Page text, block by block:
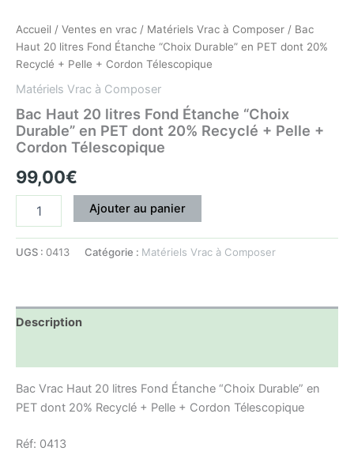
Accueil / Ventes en vrac / Matériels Vrac à Composer / Bac
Haut 20 litres Fond Étanche “Choix Durable” en PET dont 20%
Recyclé + Pelle + Cordon Télescopique
Matériels Vrac à Composer
Bac Haut 20 litres Fond Étanche “Choix
Durable” en PET dont 20% Recyclé + Pelle +
Cordon Télescopique
99,00€
+
Pelle
+
Cordon
Télescopique
Ajouter au panier
UGS : 0413 Catégorie : Matériels Vrac à Composer
Description
Bac Vrac Haut 20 litres Fond Étanche “Choix Durable” en
PET dont 20% Recyclé + Pelle + Cordon Télescopique
Réf: 0413